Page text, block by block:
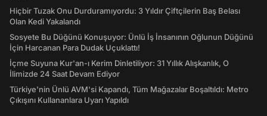
Hiçbir Tuzak Onu Durduramıyordu: 3 Yıldır Çiftçilerin Baş Belası
Olan Kedi Yakalandı
Sosyete Bu Düğünü Konuşuyor: Ünlü İş İnsanının Oğlunun Düğünü
İçin Harcanan Para Dudak Uçuklattı!
İçme Suyuna Kur'an-ı Kerim Dinletiliyor: 31 Yıllık Alışkanlık, O
İlimizde 24 Saat Devam Ediyor
Türkiye'nin Ünlü AVM'si Kapandı, Tüm Mağazalar Boşaltıldı: Metro
Çıkışını Kullananlara Uyarı Yapıldı